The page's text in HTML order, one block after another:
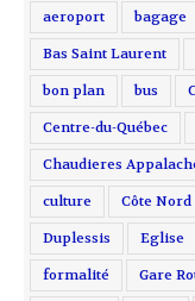
aeroport bagage
Bas Saint Laurent
bon plan bus
Centre-du-Québec
Chaudieres
culture Côte Nord
Duplessis Eglise
formalité Gare